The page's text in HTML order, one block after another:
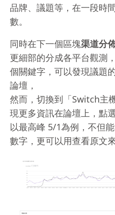
品牌、議題等，在一段時
數。
同時在下一個區塊渠道分
更細部的分成各平台觀測
個關鍵字，可以發現議題
論壇，
然而，切換到「Switch主
現更多資訊在論壇上，點
以最高峰 5/1為例，不但
數字，更可以用查看原文